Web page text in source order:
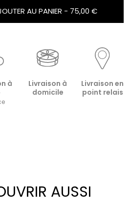
AU PANIER - 75,00 €
à
Livraison à
domicile
Livraison en
point relais
AUSSI